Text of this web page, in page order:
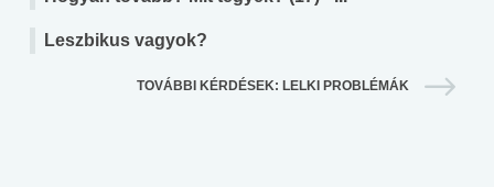
Leszbikus vagyok?
TOVÁBBI KÉRDÉSEK: LELKI PROBLÉMÁK